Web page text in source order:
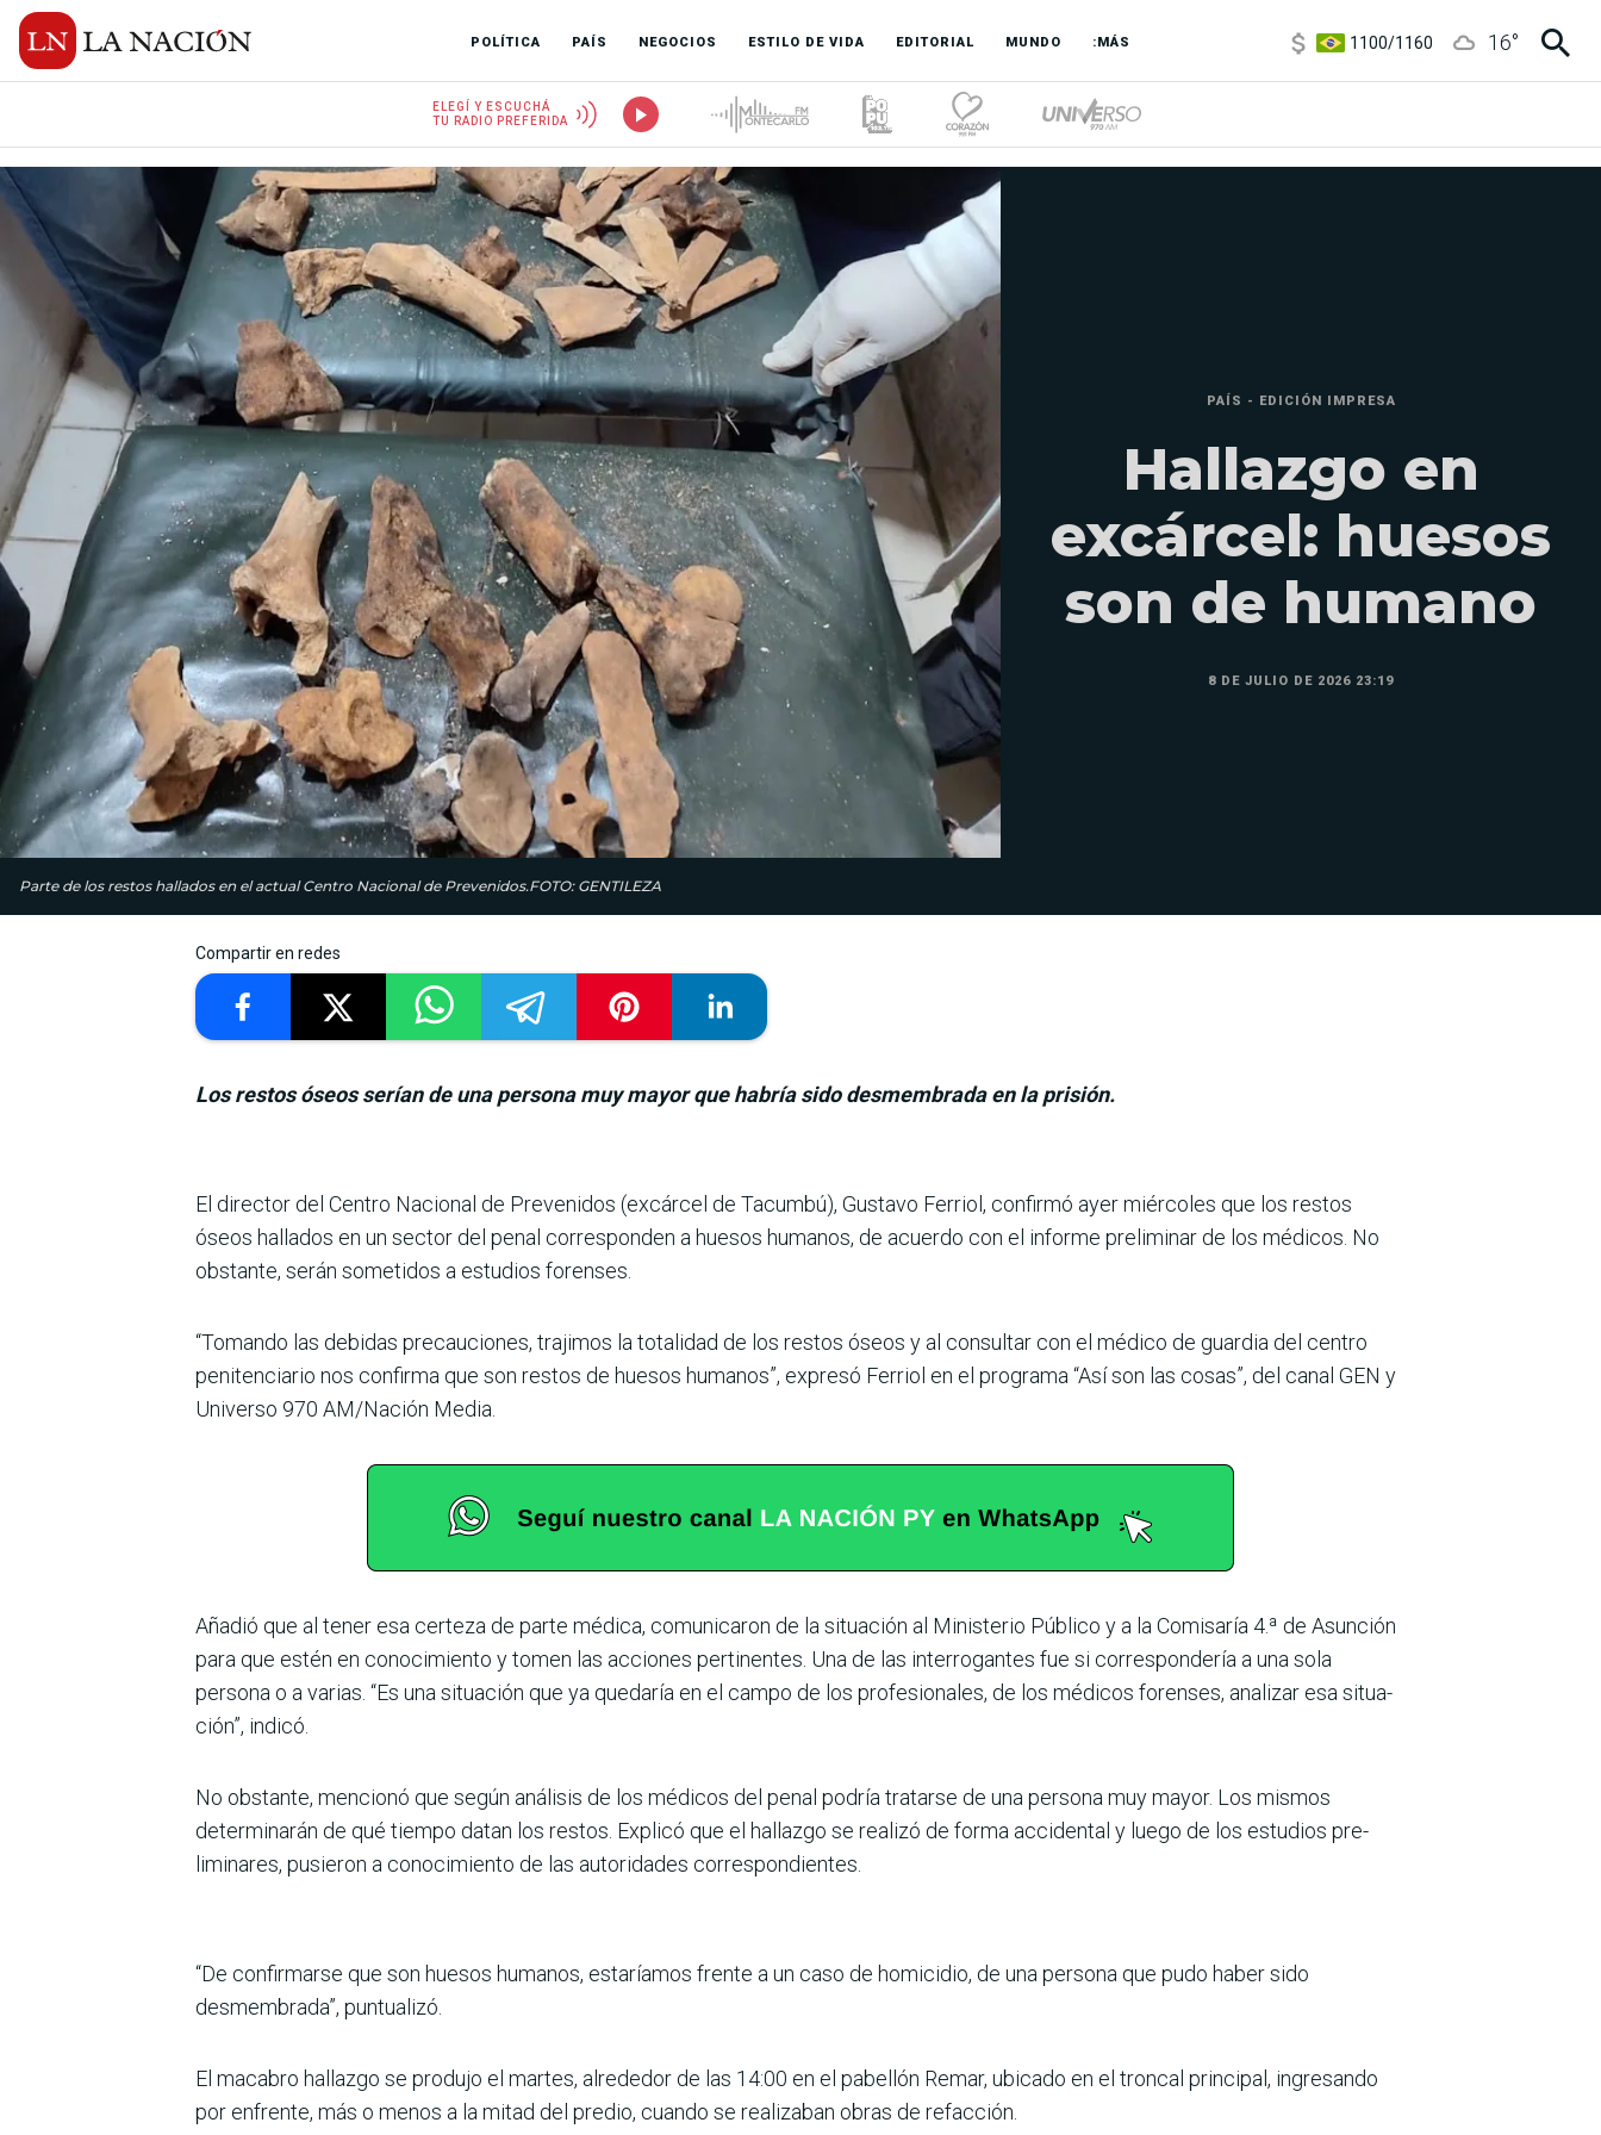
POLÍTICA PAÍS NEGOCIOS ESTILO DE VIDA EDITORIAL MUNDO :MÁS
1100/1160
16°
ELEGÍ Y ESCUCHÁ
TU RADIO PREFERIDA
Parte de los restos hallados en el actual Centro Nacional de Prevenidos.FOTO: GENTILEZA
PAÍS - EDICIÓN IMPRESA
Hallazgo en
excárcel: huesos
son de humano
8 DE JULIO DE 2026 23:19
Compartir en redes
Los restos óseos serían de una persona muy mayor que habría sido desmembrada en la prisión.
El director del Cen­tro Nacional de Pre­venidos (excárcel de Tacumbú), Gustavo Ferriol, confirmó ayer miércoles que los restos
óseos hallados en un sector del penal corres­ponden a huesos humanos, de acuerdo con el informe pre­liminar de los médicos. No
obstante, serán sometidos a estudios forenses.
“Tomando las debidas pre­cauciones, trajimos la tota­lidad de los restos óseos y al consultar con el médico de guardia del centro
peniten­ciario nos confirma que son restos de huesos humanos”, expresó Ferriol en el pro­grama “Así son las cosas”, del canal GEN y
Universo 970 AM/Nación Media.
Añadió que al tener esa cer­teza de parte médica, comu­nicaron de la situación al Ministerio Público y a la Comisaría 4.ª de Asunción
para que estén en conoci­miento y tomen las acciones pertinentes. Una de las inte­rrogantes fue si correspon­dería a una sola
persona o a varias. “Es una situación que ya quedaría en el campo de los profesionales, de los médicos forenses, analizar esa situa­
ción”, indicó.
No obstante, mencionó que según análisis de los médi­cos del penal podría tratarse de una persona muy mayor. Los mismos
determinarán de qué tiempo datan los res­tos. Explicó que el hallazgo se realizó de forma acciden­tal y luego de los estudios pre­
liminares, pusieron a cono­cimiento de las autoridades correspondientes.
“De confirmarse que son hue­sos humanos, estaríamos frente a un caso de homici­dio, de una persona que pudo haber sido
desmembrada”, puntualizó.
El macabro hallazgo se pro­dujo el martes, alrededor de las 14:00 en el pabellón Remar, ubicado en el troncal principal, ingresando
por enfrente, más o menos a la mitad del predio, cuando se realizaban obras de refacción.